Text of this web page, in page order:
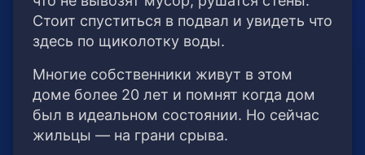
Стоит спуститься в подвал и увидеть что
здесь по щиколотку воды.
Многие собственники живут в этом
доме более 20 лет и помнят когда дом
был в идеальном состоянии. Но сейчас
жильцы — на грани срыва.